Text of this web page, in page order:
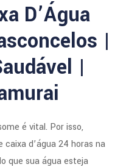
D’Água
|
|
é vital. Por isso,
d’água 24 horas na
que sua água esteja